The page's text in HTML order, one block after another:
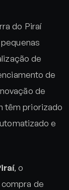
do Piraí
de
de
de
têm priorizado
e
, o
de